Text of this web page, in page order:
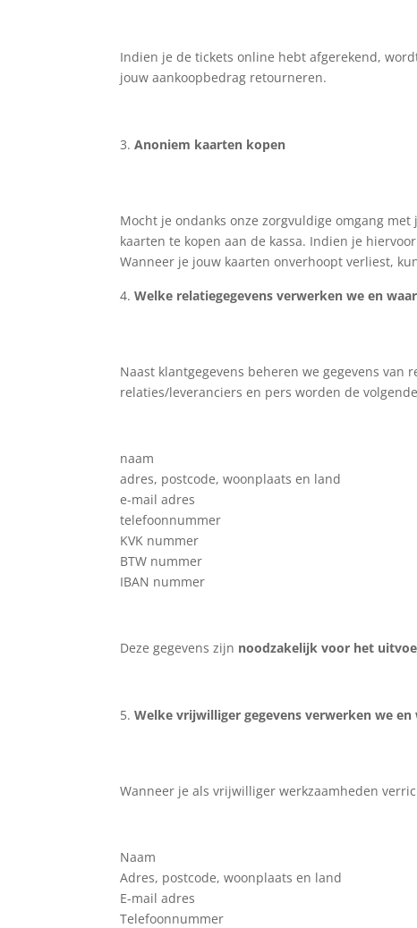
Indien je de tickets online hebt afgerekend,
jouw aankoopbedrag retourneren.
Anoniem kaarten kopen
Mocht je ondanks onze zorgvuldige omgang
kaarten te kopen aan de kassa. Indien je
Wanneer je jouw kaarten onverhoopt verliest,
Welke relatiegegevens verwerken we en
Naast klantgegevens beheren we gegevens
relaties/leveranciers en pers worden de
naam
adres, postcode, woonplaats en land
e-mail adres
telefoonnummer
KVK nummer
BTW nummer
IBAN nummer
Deze gegevens zijn noodzakelijk voor het
Welke vrijwilliger gegevens verwerken we en
Wanneer je als vrijwilliger werkzaamheden
Naam
Adres, postcode, woonplaats en land
E-mail adres
Telefoonnummer